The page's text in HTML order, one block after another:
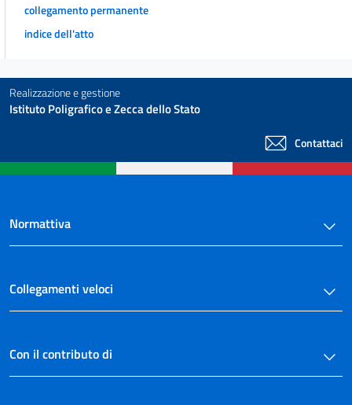
collegamento permanente
indice dell'atto
Realizzazione e gestione
Istituto Poligrafico e Zecca dello Stato
Contattaci
Normattiva
Collegamenti veloci
Con il contributo di